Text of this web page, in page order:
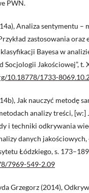
PWN.
Analiza sentymentu –
zastosowania oraz
Bayesa w
Socjologii Jakościowej”, t.
10.18778/1733-
Jak nauczyć metodę
analizy treści, [w:]
i techniki odkrywania
danych jakościowych,
Łódzkiego, s.
7969-549-2.09
Grzegorz (2014),